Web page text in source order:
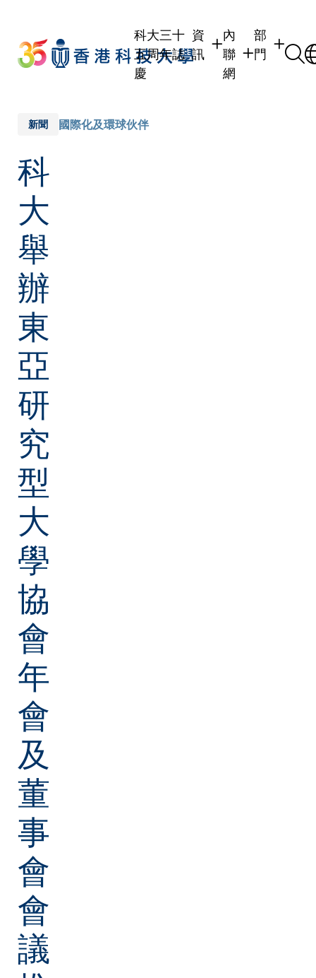
main
content
科大三十
五周年誌
慶
資
訊
內
聯
網
部
門
新聞 國際化及環球伙伴
科
大
舉
辦
東
亞
研
究
型
大
學
協
會
年
會
及
董
事
會
會
議